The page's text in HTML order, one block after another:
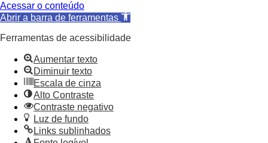
Acessar o conteúdo
Abrir a barra de ferramentas
Ferramentas de acessibilidade
Aumentar texto
Diminuir texto
Escala de cinza
Alto Contraste
Contraste negativo
Luz de fundo
Links sublinhados